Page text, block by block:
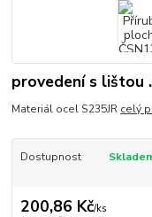
provedení s lištou
Materiál ocel S235JR celý
Dostupnost
200,86 Kč/ks